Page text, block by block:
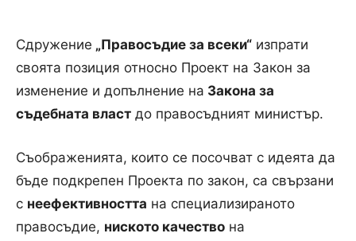
Сдружение „Правосъдие за всеки“ изпрати
своята позиция относно Проект на Закон за
изменение и допълнение на Закона за
съдебната власт до правосъдният министър.
Съображенията, които се посочват с идеята да
бъде подкрепен Проекта по закон, са свързани
с неефективността на специализираното
правосъдие, ниското качество на